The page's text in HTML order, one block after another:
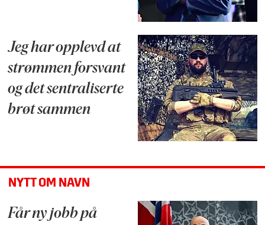
Jeg har opplevd at
strømmen forsvant
og det sentraliserte
brøt sammen
NYTT OM NAVN
Får ny jobb på